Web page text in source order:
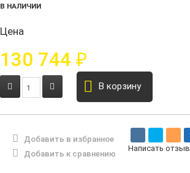
В НАЛИЧИИ
Цена
130 744 ₽
В корзину
Добавить в избранное
Добавить к сравнению
Написать отзыв